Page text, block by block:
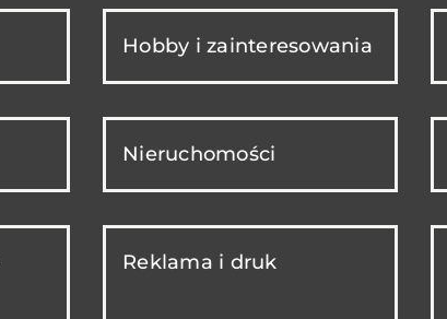
Hobby i zainteresowania
Nieruchomości
Reklama i druk